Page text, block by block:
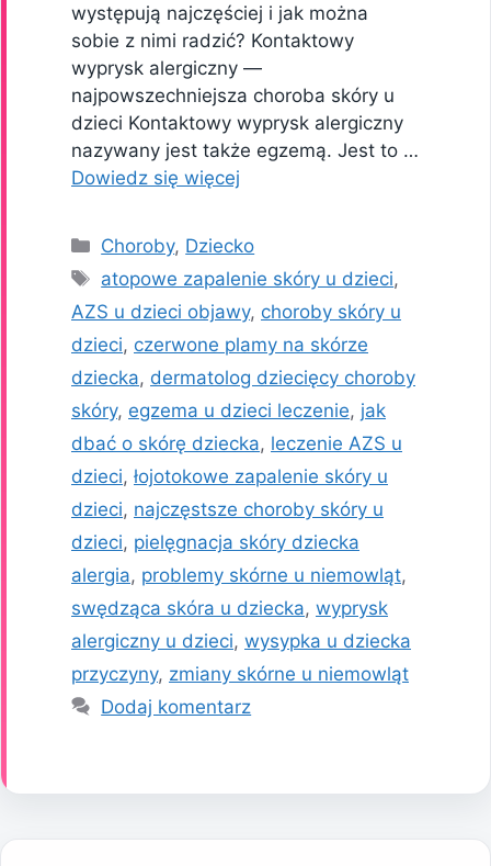
występują najczęściej i jak można
sobie z nimi radzić? Kontaktowy
wyprysk alergiczny —
najpowszechniejsza choroba skóry u
dzieci Kontaktowy wyprysk alergiczny
nazywany jest także egzemą. Jest to …
Dowiedz się więcej
Kategorie
Choroby, Dziecko
Tagi
atopowe zapalenie skóry u dzieci,
AZS u dzieci objawy, choroby skóry u
dzieci, czerwone plamy na skórze
dziecka, dermatolog dziecięcy choroby
skóry, egzema u dzieci leczenie, jak
dbać o skórę dziecka, leczenie AZS u
dzieci, łojotokowe zapalenie skóry u
dzieci, najczęstsze choroby skóry u
dzieci, pielęgnacja skóry dziecka
alergia, problemy skórne u niemowląt,
swędząca skóra u dziecka, wyprysk
alergiczny u dzieci, wysypka u dziecka
przyczyny, zmiany skórne u niemowląt
Dodaj komentarz